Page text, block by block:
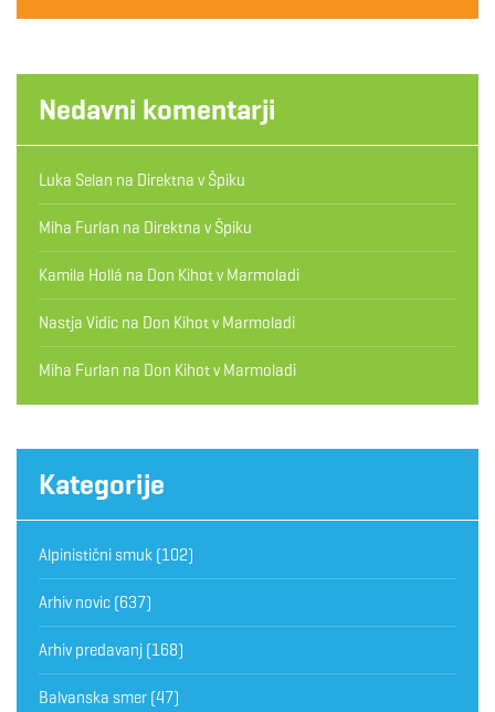
Nedavni komentarji
Luka Selan na Direktna v Špiku
Miha Furlan na Direktna v Špiku
Kamila Hollá na Don Kihot v Marmoladi
Nastja Vidic na Don Kihot v Marmoladi
Miha Furlan na Don Kihot v Marmoladi
Kategorije
Alpinistični smuk (102)
Arhiv novic (637)
Arhiv predavanj (168)
Balvanska smer (47)